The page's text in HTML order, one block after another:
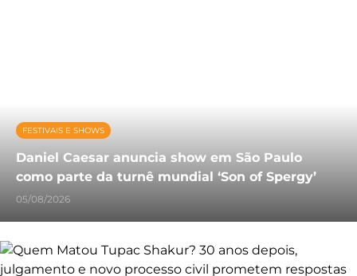
FESTIVAIS E SHOWS
Daniel Caesar anuncia show em São Paulo
como parte da turnê mundial ‘Son of Spergy’
05/08/2026